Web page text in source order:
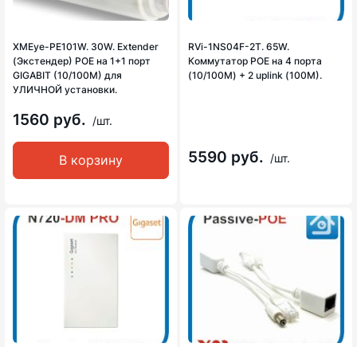
XMEye-PE101W. 30W. Extender
(Экстендер) POE на 1+1 порт
GIGABIT (10/100M) для
УЛИЧНОЙ установки.
1560 руб. /шт.
В корзину
RVi-1NS04F-2T. 65W.
Коммутатор POE на 4 порта
(10/100M) + 2 uplink (100M).
5590 руб. /шт.